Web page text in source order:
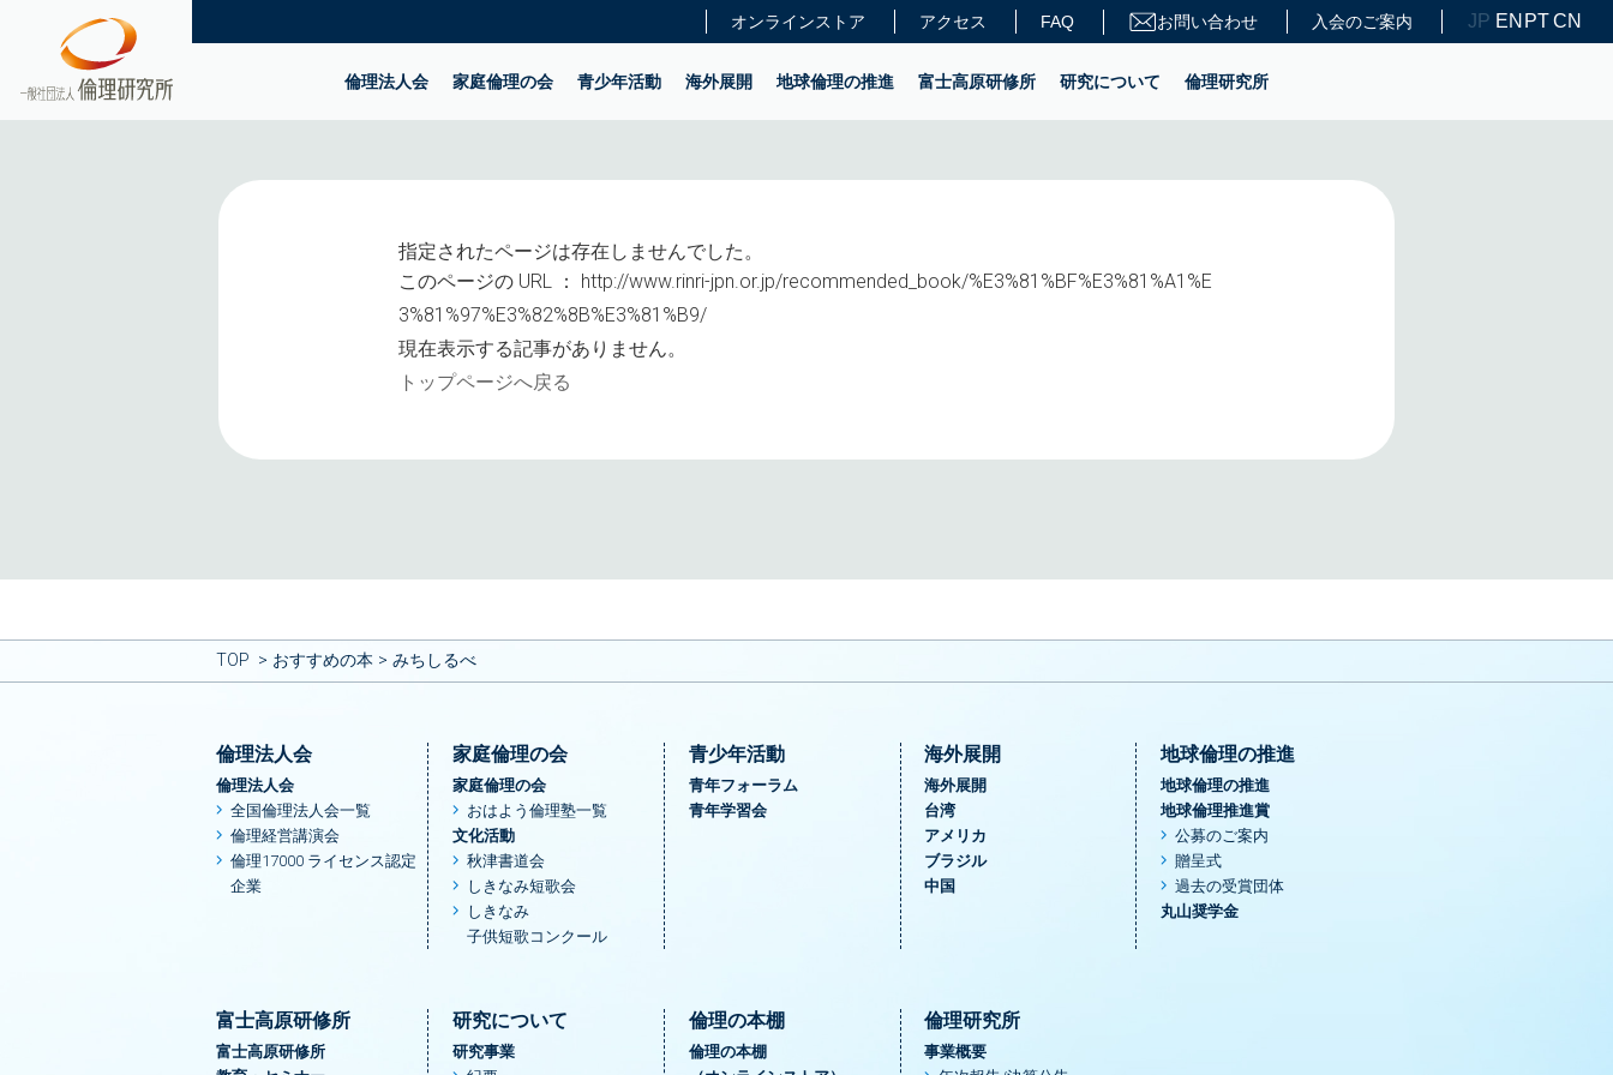
オンラインストア アクセス FAQ お問い合わせ 入会のご案内 JP EN PTCN
倫理法人会 家庭倫理の会 青少年活動 海外展開 地球倫理の推進 富士高原研修所 研究について 倫理研究所
指定されたページは存在しませんでした。
このページの URL ： http://www.rinri-jpn.or.jp/recommended_book/%E3%81%BF%E3%81%A1%E
3%81%97%E3%82%8B%E3%81%B9/
現在表示する記事がありません。
トップページへ戻る
TOP おすすめの本 みちしるべ
倫理法人会
倫理法人会
全国倫理法人会一覧
倫理経営講演会
倫理17000 ライセンス認定
企業
家庭倫理の会
家庭倫理の会
おはよう倫理塾一覧
文化活動
秋津書道会
しきなみ短歌会
しきなみ
子供短歌コンクール
青少年活動
青年フォーラム
青年学習会
海外展開
海外展開
台湾
アメリカ
ブラジル
中国
地球倫理の推進
地球倫理の推進
地球倫理推進賞
公募のご案内
贈呈式
過去の受賞団体
丸山奨学金
富士高原研修所
富士高原研修所
研究について
研究事業
倫理の本棚
倫理の本棚
倫理研究所
事業概要